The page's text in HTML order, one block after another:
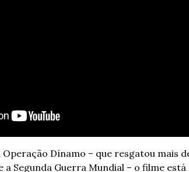
Dínamo – que resgatou mais